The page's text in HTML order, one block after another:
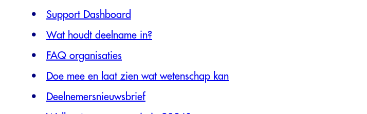
Support Dashboard
Wat houdt deelname in?
FAQ organisaties
Doe mee en laat zien wat wetenschap kan
Deelnemersnieuwsbrief